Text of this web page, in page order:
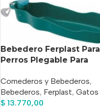
Bebedero Ferplast Para
Perros Plegable Para
Comederos y Bebederos,
Bebederos, Ferplast, Gatos
$ 13.770,00